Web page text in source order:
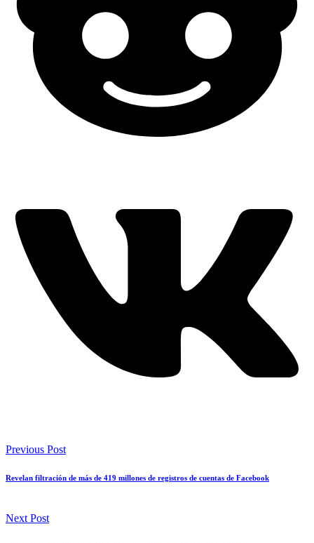
Previous Post
Revelan filtración de más de 419 millones de registros de cuentas de Facebook
Next Post